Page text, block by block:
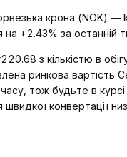
крона (NOK)
на +2.43% за останній
з кількістю в
ринкова вартість
тож будьте в курсі
конвертації